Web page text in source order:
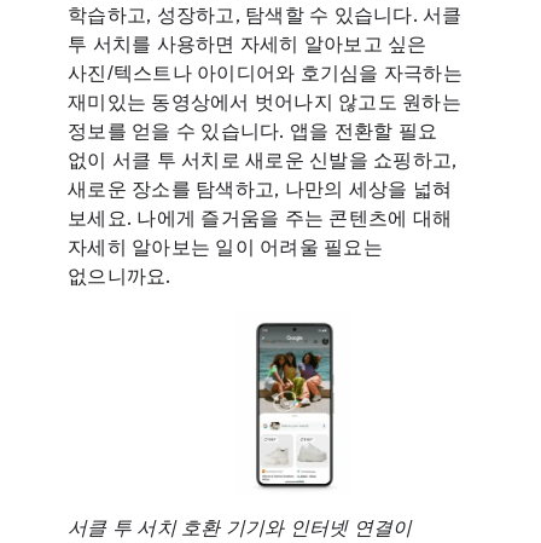
학습하고, 성장하고, 탐색할 수 있습니다. 서클
투 서치를 사용하면 자세히 알아보고 싶은
사진/텍스트나 아이디어와 호기심을 자극하는
재미있는 동영상에서 벗어나지 않고도 원하는
정보를 얻을 수 있습니다. 앱을 전환할 필요
없이 서클 투 서치로 새로운 신발을 쇼핑하고,
새로운 장소를 탐색하고, 나만의 세상을 넓혀
보세요. 나에게 즐거움을 주는 콘텐츠에 대해
자세히 알아보는 일이 어려울 필요는
없으니까요.
서클 투 서치 호환 기기와 인터넷 연결이